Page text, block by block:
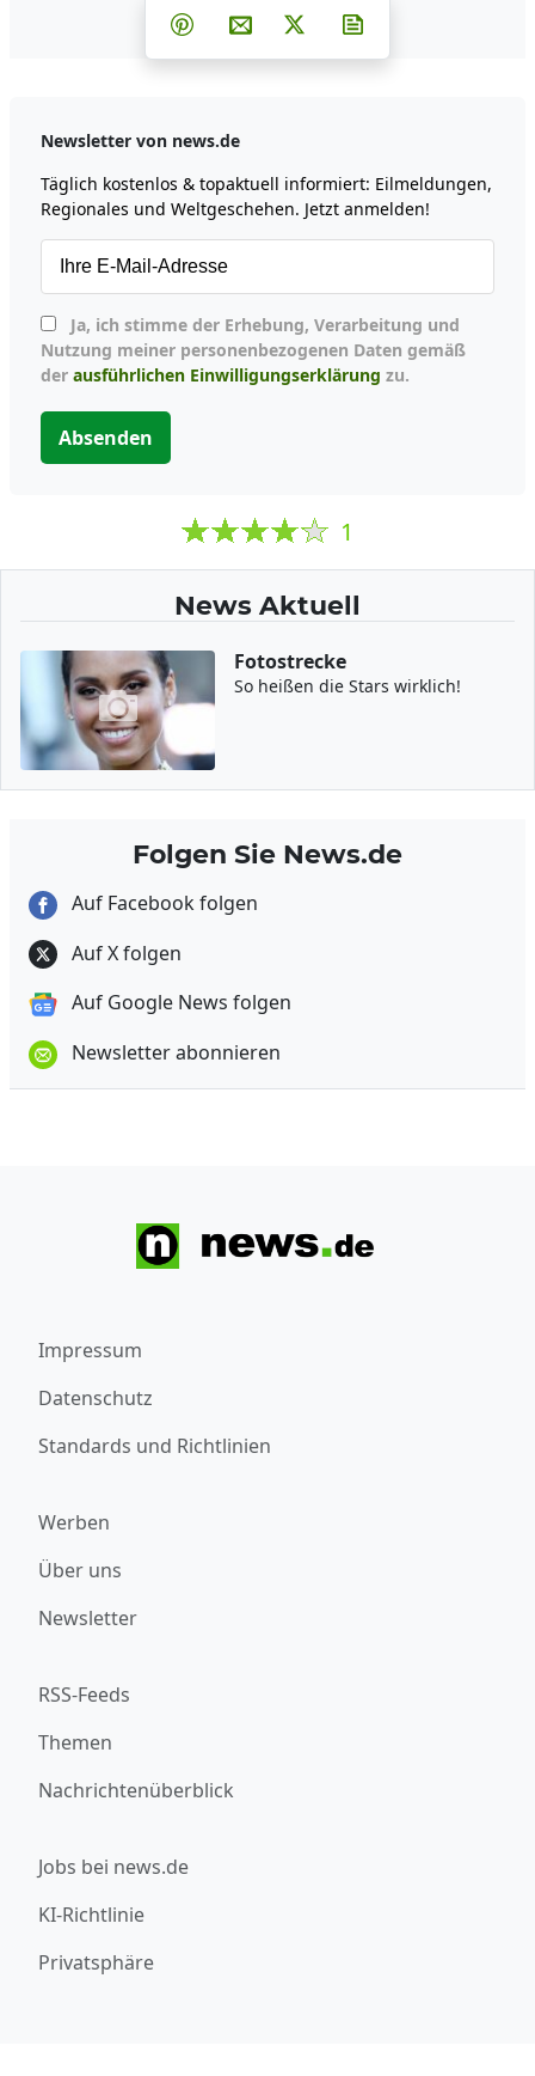
Teilen auf Facebook
Teilen auf Whatsapp
Teilen auf Telegram
Teilen auf Pinterest
Per E-Mail teilen
Post auf X
Newsletter von news.de
Täglich kostenlos & topaktuell informiert: Eilmeldungen,
Regionales und Weltgeschehen. Jetzt anmelden!
Nutzung meiner personenbezogenen Daten gemäß
der ausführlichen Einwilligungserklärung zu.
Absenden
1
News Aktuell
Fotostrecke
So heißen die Stars wirklich!
Folgen Sie News.de
Auf Facebook folgen
Auf X folgen
Auf Google News folgen
Newsletter abonnieren
Impressum
Datenschutz
Standards und Richtlinien
Werben
Über uns
Newsletter
RSS-Feeds
Themen
Nachrichtenüberblick
Jobs bei news.de
KI-Richtlinie
Privatsphäre